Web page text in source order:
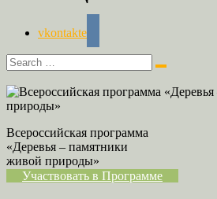
vkontakte
Всероссийская программа
«Деревья – памятники
живой природы»
Участвовать в Программе